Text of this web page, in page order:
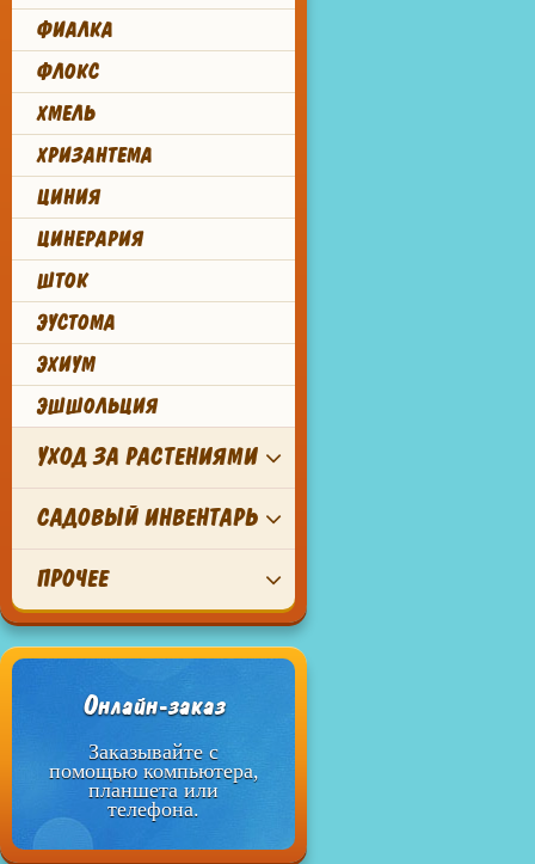
ФИАЛКА
ФЛОКС
ХМЕЛЬ
ХРИЗАНТЕМА
ЦИНИЯ
ЦИНЕРАРИЯ
ШТОК
ЭУСТОМА
ЭХИУМ
ЭШШОЛЬЦИЯ
УХОД ЗА РАСТЕНИЯМИ
САДОВЫЙ ИНВЕНТАРЬ
ПРОЧЕЕ
Онлайн-заказ
Заказывайте с
помощью компьютера,
планшета или
телефона.